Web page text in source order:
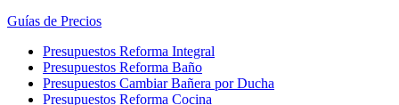
Guías de Precios
Presupuestos Reforma Integral
Presupuestos Reforma Baño
Presupuestos Cambiar Bañera por Ducha
Presupuestos Reforma Cocina